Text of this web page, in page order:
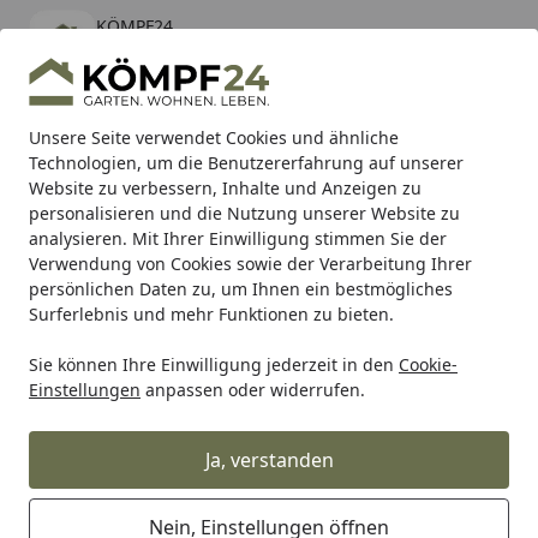
Unsere Seite verwendet Cookies und ähnliche
Technologien, um die Benutzererfahrung auf unserer
Website zu verbessern, Inhalte und Anzeigen zu
personalisieren und die Nutzung unserer Website zu
analysieren. Mit Ihrer Einwilligung stimmen Sie der
Verwendung von Cookies sowie der Verarbeitung Ihrer
persönlichen Daten zu, um Ihnen ein bestmögliches
Surferlebnis und mehr Funktionen zu bieten.
Sie können Ihre Einwilligung jederzeit in den Cookie-
Einstellungen anpassen oder widerrufen.
Ja, verstanden
Nein, Einstellungen öffnen
KÖMPF24
kostenlos - Im App Store
Hotline
Alle Produkte
Mein Konto
Suchen
Karibu Pools inkl. gratis Sandfilteranlage & Pool-
Starterset (Gesamtwert bis 468,99€)
Startseite
Makita Zubehör für Maschinen Für Staubsauger &
Makita Absaug-Sets & Bürsten-Sets
Ihre Artikelübersicht